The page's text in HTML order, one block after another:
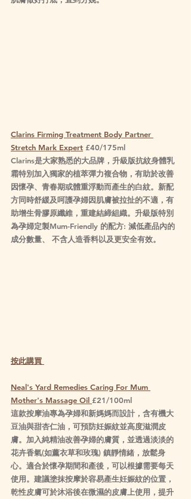
Clarins Firming Treatment Body Partner
Stretch Mark Expert £40/175ml
Clarins是大家熟悉的大品牌，升級版抗紋身體乳
霜特別加入獨家的植萃彈力複合物，有助於改善
因懷孕、青春期或體重浮動而產生的白紋。新配
方同時舒緩及呵護孕婦因肌膚被拉扯的不適，有
助增生骨膠原纖維，重建結締組織。升級版特別
為孕婦定製Mum-Friendly 的配方: 減低產品內的
成分數量、 不含人造香料以及更安全有效。
按此購買
Neal's Yard Remedies Caring For Mum
Mother's Massage Oil £21/100ml
這款按摩油專為孕婦和新媽媽而設計，含有機大
豆油與甜杏仁油，可預防妊娠紋並高度滋潤皮
膚。加入純精油改善孕婦的膚質，並透過淡淡的
花卉香氣(如薰衣草和玫瑰) 鎮靜情緒，放鬆身
心。適合於懷孕期間和產後，可以根據需要每天
使用。建議塗抹按摩於容易產生妊娠紋的位置，
乾性皮膚可於沐浴後在微濕的皮膚上使用，提升